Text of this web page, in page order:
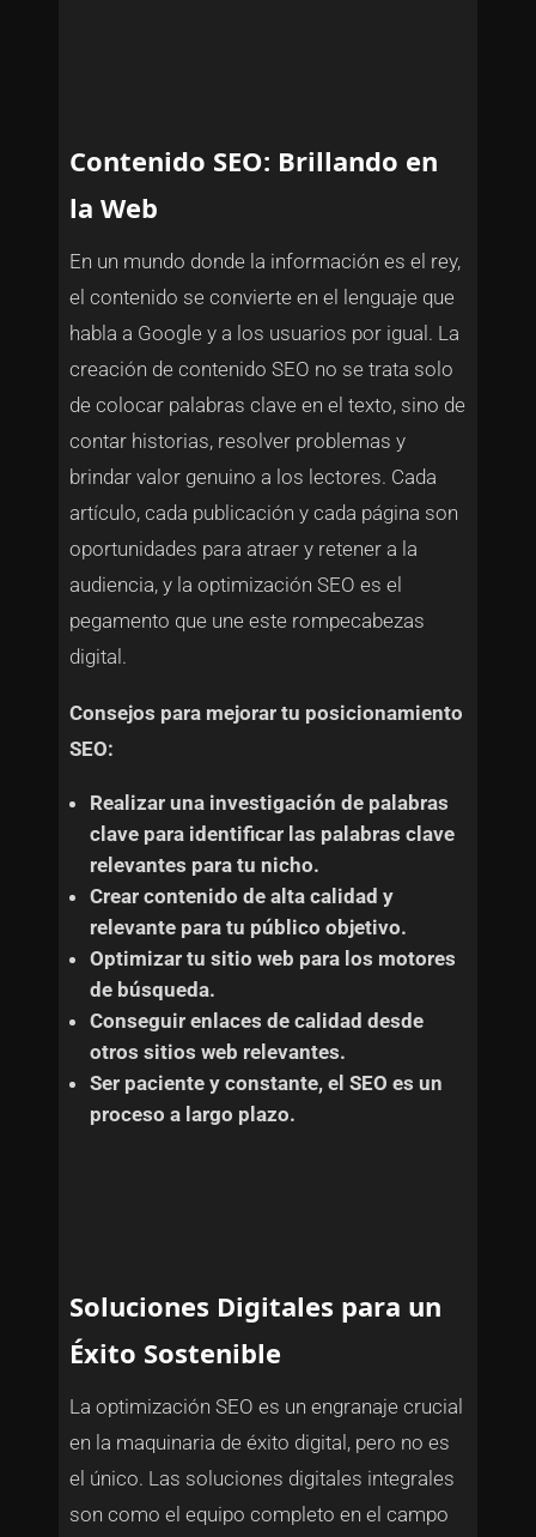
Contenido SEO: Brillando en
la Web
En un mundo donde la información es el rey,
el contenido se convierte en el lenguaje que
habla a Google y a los usuarios por igual. La
creación de contenido SEO no se trata solo
de colocar palabras clave en el texto, sino de
contar historias, resolver problemas y
brindar valor genuino a los lectores. Cada
artículo, cada publicación y cada página son
oportunidades para atraer y retener a la
audiencia, y la optimización SEO es el
pegamento que une este rompecabezas
digital.
Consejos para mejorar tu posicionamiento
SEO:
Realizar una investigación de palabras
clave para identificar las palabras clave
relevantes para tu nicho.
Crear contenido de alta calidad y
relevante para tu público objetivo.
Optimizar tu sitio web para los motores
de búsqueda.
Conseguir enlaces de calidad desde
otros sitios web relevantes.
Ser paciente y constante, el SEO es un
proceso a largo plazo.
Soluciones Digitales para un
Éxito Sostenible
La optimización SEO es un engranaje crucial
en la maquinaria de éxito digital, pero no es
el único. Las soluciones digitales integrales
son como el equipo completo en el campo